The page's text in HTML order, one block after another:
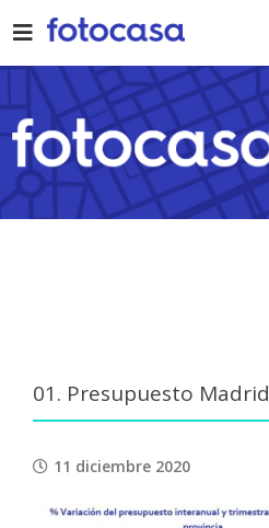
to
content
01. Presupuesto Madrid
11 diciembre 2020